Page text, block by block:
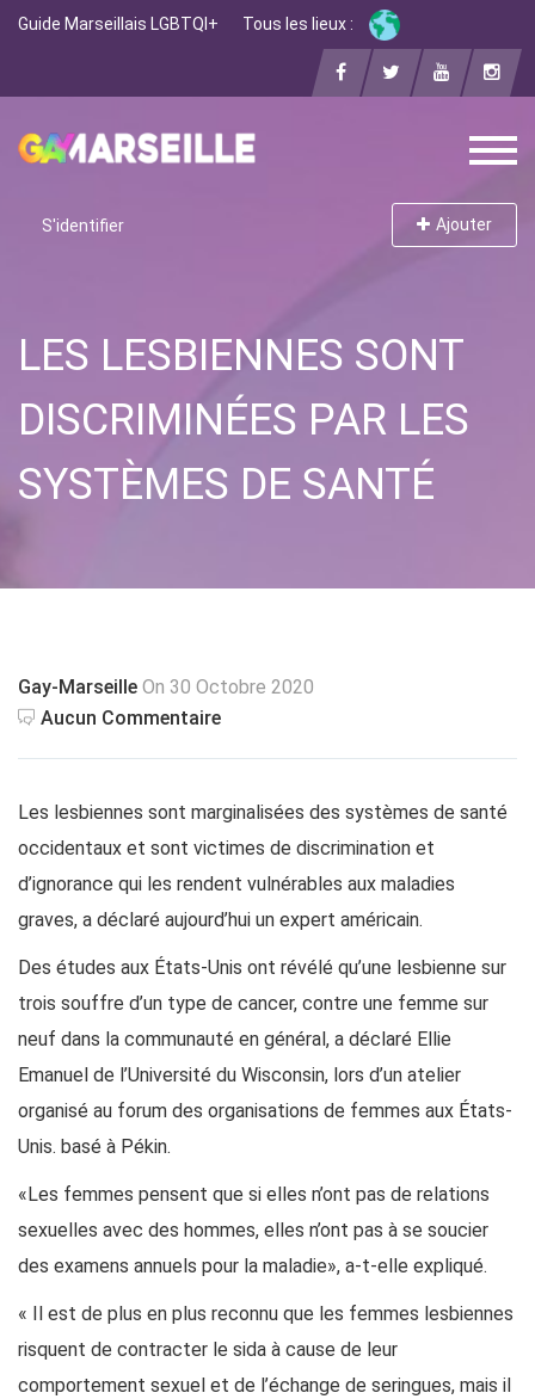
Guide Marseillais LGBTQI+ Tous les lieux :
S'identifier Ajouter
LES LESBIENNES SONT
DISCRIMINÉES PAR LES
SYSTÈMES DE SANTÉ
Gay-Marseille On 30 Octobre 2020
Aucun Commentaire
Les lesbiennes sont marginalisées des systèmes de santé
occidentaux et sont victimes de discrimination et
d’ignorance qui les rendent vulnérables aux maladies
graves, a déclaré aujourd’hui un expert américain.
Des études aux États-Unis ont révélé qu’une lesbienne sur
trois souffre d’un type de cancer, contre une femme sur
neuf dans la communauté en général, a déclaré Ellie
Emanuel de l’Université du Wisconsin, lors d’un atelier
organisé au forum des organisations de femmes aux États-
Unis. basé à Pékin.
«Les femmes pensent que si elles n’ont pas de relations
sexuelles avec des hommes, elles n’ont pas à se soucier
des examens annuels pour la maladie», a-t-elle expliqué.
« Il est de plus en plus reconnu que les femmes lesbiennes
risquent de contracter le sida à cause de leur
comportement sexuel et de l’échange de seringues, mais il